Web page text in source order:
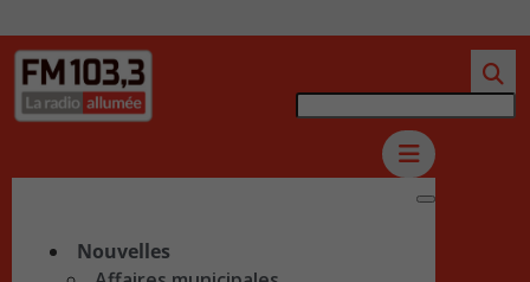
Nouvelles